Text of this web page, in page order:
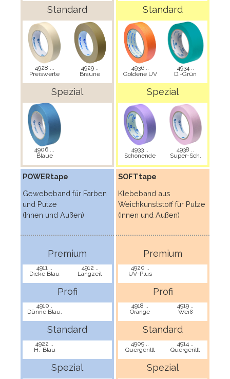
Standard
4928 ...
Preiswerte
4929 ..
Braune
Spezial
4906 ...
Blaue
Standard
4936 ..
Goldene UV
4934 ..
D.-Grün
Spezial
4933 ..
Schonende
4938 ..
Super-Sch.
POWERtape
Gewebeband für Farben
und Putze
(Innen und Außen)
Premium
4911 ..
Dicke Blau
4912 ..
Langzeit
Profi
4910 .
Dünne Blau.
Standard
4922 ..
H.-Blau
Spezial
SOFTtape
Klebeband aus
Weichkunststoff für Putze
(Innen und Außen)
Premium
4920 ..
UV-Plus
Profi
4918 ..
Orange
4919 ..
Weiß
Standard
4909 ..
Quergerillt
4914 ..
Quergerillt
Spezial